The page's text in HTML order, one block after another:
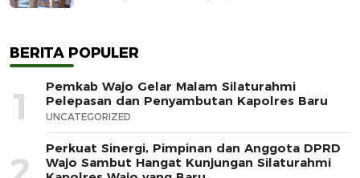
BERITA POPULER
1
Pemkab Wajo Gelar Malam Silaturahmi
Pelepasan dan Penyambutan Kapolres Baru
UNCATEGORIZED
Perkuat Sinergi, Pimpinan dan Anggota DPRD
Wajo Sambut Hangat Kunjungan Silaturahmi